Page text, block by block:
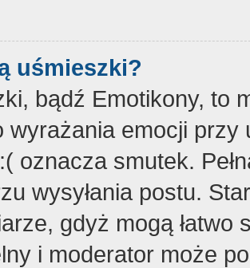
uśmieszki?
bądź Emotikony, to
wyrażania emocji
oznacza smutek.
wysyłania postu.
gdyż mogą
i moderator może